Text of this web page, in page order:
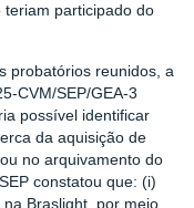
teriam participado do
probatórios reunidos, a
CVM/SEP/GEA-3
possível identificar
da aquisição de
no arquivamento do
constatou que: (i)
Braslight, por meio